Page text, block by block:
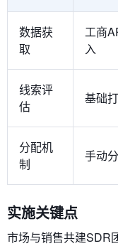
数据获
取
工商
入
线索评
估
基础
分配机
制
手动
​​实施关键点​​
市场与销售共建SDR